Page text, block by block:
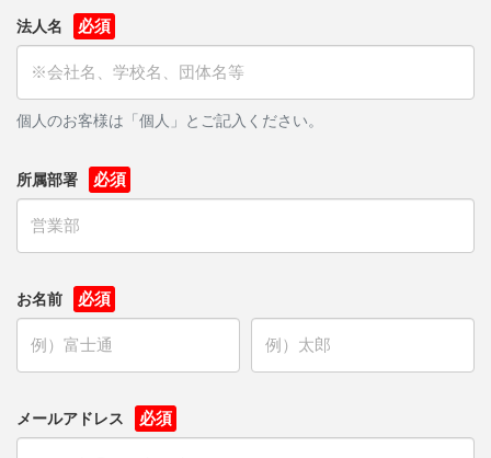
法人名
個人のお客様は「個人」とご記入ください。
所属部署
お名前
メールアドレス